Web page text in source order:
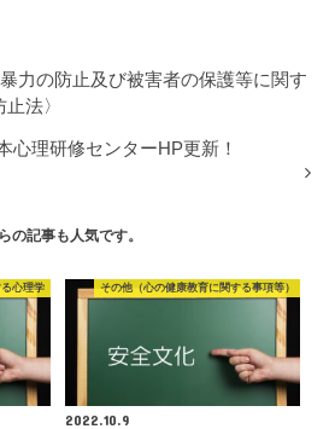
力の防止及び被害者の保護等に関す
法〉
理研修センターHP更新！
の記事も人気です。
心理学 その他（心の健康教育に関する事項等）
2022.10.9